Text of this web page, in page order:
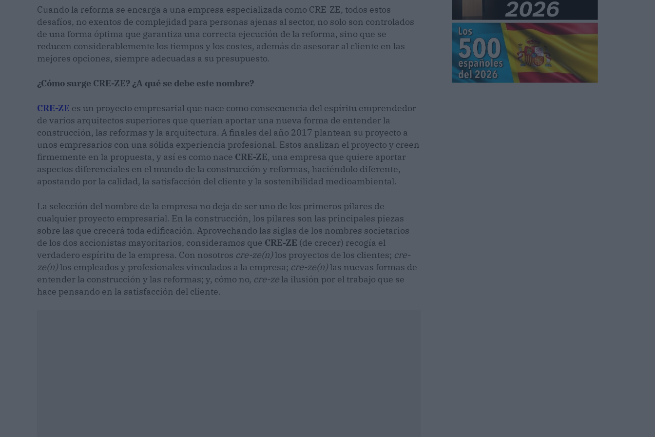
Cuando la reforma se encarga a una empresa especializada como CRE-ZE, todos estos
desafíos, no exentos de complejidad para personas ajenas al sector, no solo son controlados
de una forma óptima que garantiza una correcta ejecución de la reforma, sino que se
reducen considerablemente los tiempos y los costes, además de asesorar al cliente en las
mejores opciones, siempre adecuadas a su presupuesto.
¿Cómo surge CRE-ZE? ¿A qué se debe este nombre?
CRE-ZE es un proyecto empresarial que nace como consecuencia del espíritu emprendedor
de varios arquitectos superiores que querían aportar una nueva forma de entender la
construcción, las reformas y la arquitectura. A finales del año 2017 plantean su proyecto a
unos empresarios con una sólida experiencia profesional. Estos analizan el proyecto y creen
firmemente en la propuesta, y así es como nace CRE-ZE, una empresa que quiere aportar
aspectos diferenciales en el mundo de la construcción y reformas, haciéndolo diferente,
apostando por la calidad, la satisfacción del cliente y la sostenibilidad medioambiental.
La selección del nombre de la empresa no deja de ser uno de los primeros pilares de
cualquier proyecto empresarial. En la construcción, los pilares son las principales piezas
sobre las que crecerá toda edificación. Aprovechando las siglas de los nombres societarios
de los dos accionistas mayoritarios, consideramos que CRE-ZE (de crecer) recogía el
verdadero espíritu de la empresa. Con nosotros cre-ze(n) los proyectos de los clientes; cre-
ze(n) los empleados y profesionales vinculados a la empresa; cre-ze(n) las nuevas formas de
entender la construcción y las reformas; y, cómo no, cre-ze la ilusión por el trabajo que se
hace pensando en la satisfacción del cliente.